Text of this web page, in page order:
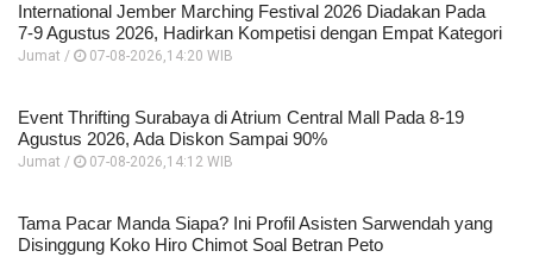
International Jember Marching Festival 2026 Diadakan Pada
7-9 Agustus 2026, Hadirkan Kompetisi dengan Empat Kategori
Jumat / 07-08-2026,14:20 WIB
Event Thrifting Surabaya di Atrium Central Mall Pada 8-19
Agustus 2026, Ada Diskon Sampai 90%
Jumat / 07-08-2026,14:12 WIB
Tama Pacar Manda Siapa? Ini Profil Asisten Sarwendah yang
Disinggung Koko Hiro Chimot Soal Betran Peto